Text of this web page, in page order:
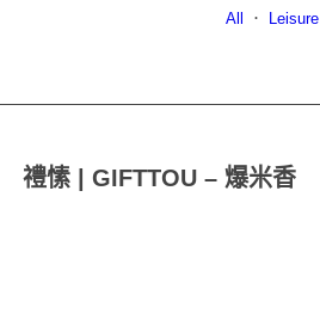
All ． Leisure
禮愫 | GIFTTOU – 爆米香